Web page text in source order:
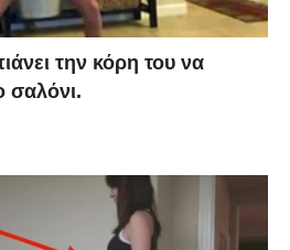
την κόρη του να
σαλόνι.